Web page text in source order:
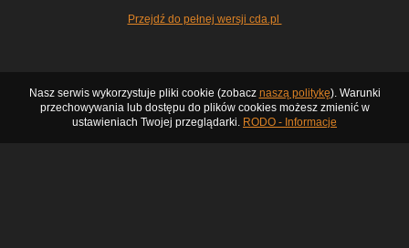
Przejdź do pełnej wersji cda.pl
Nasz serwis wykorzystuje pliki cookie (zobacz naszą politykę). Warunki
przechowywania lub dostępu do plików cookies możesz zmienić w
ustawieniach Twojej przeglądarki. RODO - Informacje